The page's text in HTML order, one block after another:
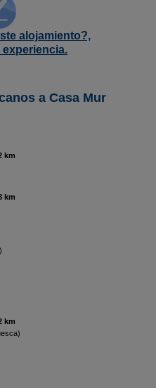
alojamiento?,
a Casa Mur
km
km
km